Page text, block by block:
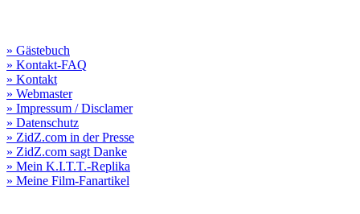
» Gästebuch
» Kontakt-FAQ
» Kontakt
» Webmaster
» Impressum / Disclamer
» Datenschutz
» ZidZ.com in der Presse
» ZidZ.com sagt Danke
» Mein K.I.T.T.-Replika
» Meine Film-Fanartikel